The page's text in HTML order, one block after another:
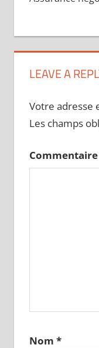
LEAVE A
Votre adresse
Les champs
Commentaire
Nom *